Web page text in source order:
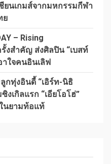
ชียนเกมส์จากมหกรรมกีฬา
ย
– Rising
งสำคัญ ส่งศิลปิน “เบสท์
าใจคนอินเลิฟ
กทุ่งอินดี้ “เอิร์ท-นิธิ
เกิลแรก “เอียโอโฮ่”
นยามท้อแท้